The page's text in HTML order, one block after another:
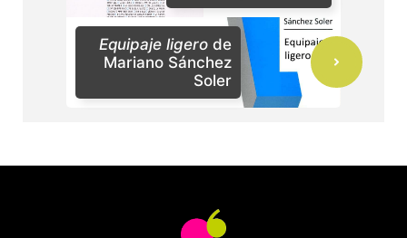
Equipaje ligero de
Mariano Sánchez
Soler